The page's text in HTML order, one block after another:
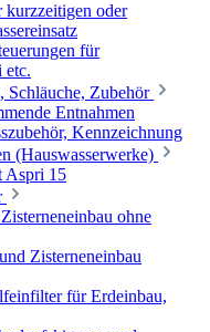
oder
für
etc.
Schläuche, Zubehör
Entnahmen
Kennzeichnung
(Hauswasserwerke)
Aspri 15
ohne
Zisterneneinbau
für Erdeinbau,